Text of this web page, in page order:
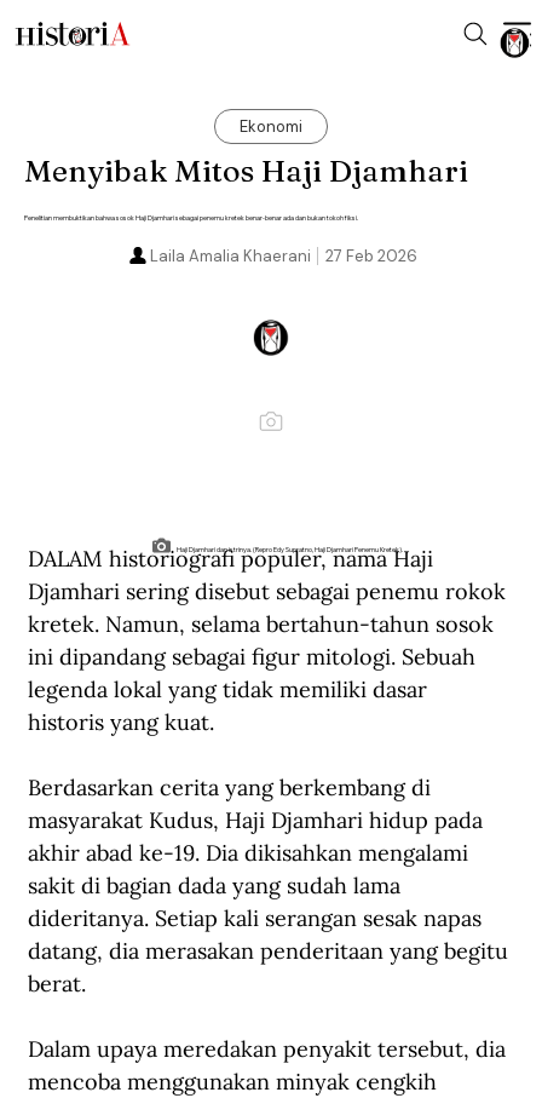
Ekonomi
Menyibak Mitos Haji Djamhari
Penelitian membuktikan bahwa sosok Haji Djamhari sebagai penemu kretek benar-benar ada dan bukan tokoh fiksi.
27 Feb 2026
Laila Amalia Khaerani
Haji Djamhari dan istrinya. (Repro Edy Supratno, Haji Djamhari Penemu Kretek).
DALAM historiografi populer, nama Haji
Djamhari sering disebut sebagai penemu rokok
kretek. Namun, selama bertahun-tahun sosok
ini dipandang sebagai figur mitologi. Sebuah
legenda lokal yang tidak memiliki dasar
historis yang kuat.
Berdasarkan cerita yang berkembang di
masyarakat Kudus, Haji Djamhari hidup pada
akhir abad ke-19. Dia dikisahkan mengalami
sakit di bagian dada yang sudah lama
dideritanya. Setiap kali serangan sesak napas
datang, dia merasakan penderitaan yang begitu
berat.
Dalam upaya meredakan penyakit tersebut, dia
mencoba menggunakan minyak cengkih